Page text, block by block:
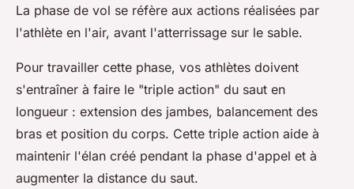
La phase de vol se réfère aux actions réalisées par
l'athlète en l'air, avant l'atterrissage sur le sable.
Pour travailler cette phase, vos athlètes doivent
s'entraîner à faire le "triple action" du saut en
longueur : extension des jambes, balancement des
bras et position du corps. Cette triple action aide à
maintenir l'élan créé pendant la phase d'appel et à
augmenter la distance du saut.